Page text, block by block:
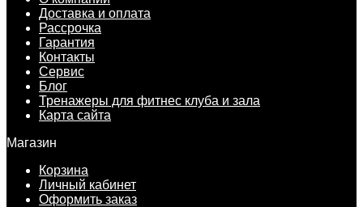
Доставка и оплата
Рассрочка
Гарантия
Контакты
Сервис
Блог
Тренажеры для фитнес клуба и зала
Карта сайта
Магазин
Корзина
Личный кабинет
Оформить заказ